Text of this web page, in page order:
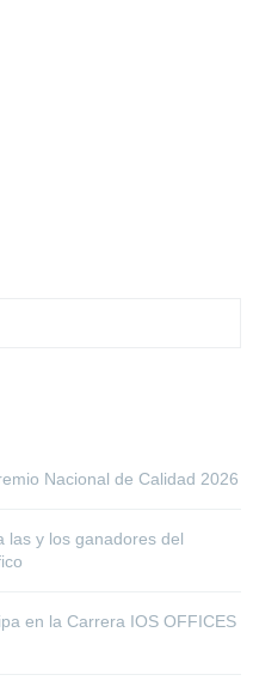
Nacional de Calidad 2026
las y los ganadores del
en la Carrera IOS OFFICES